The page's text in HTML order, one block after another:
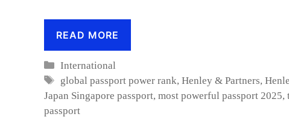
READ MORE
Categories
International
Tags
global passport power rank,Henley & Partners,
Japan Singapore passport, most powerful passport 2025,
passport